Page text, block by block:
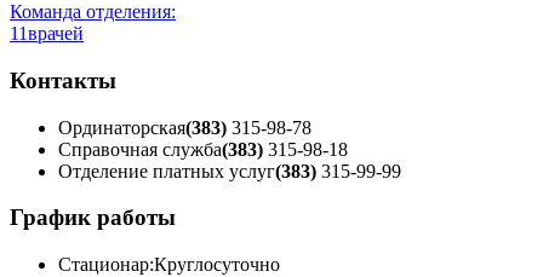
Команда отделения:
11врачей
Контакты
Ординаторская(383) 315-98-78
Справочная служба(383) 315-98-18
Отделение платных услуг(383) 315-99-99
График работы
Стационар:Круглосуточно